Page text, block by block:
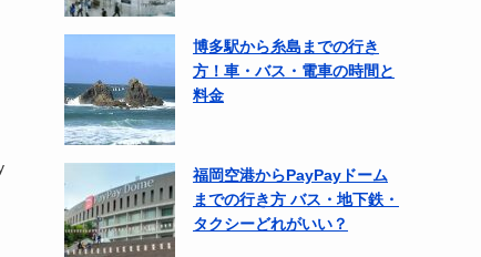
博多駅から糸島までの行き
方！車・バス・電車の時間と
料金
福岡空港からPayPayドーム
までの行き方 バス・地下鉄・
タクシーどれがいい？